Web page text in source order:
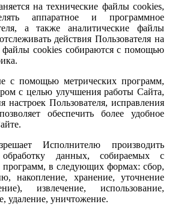
на технические файлы cookies,
аппаратное и программное
а также аналитические файлы
действия Пользователя на
файлы cookies собираются с помощью
с помощью метрических программ,
с целью улучшения работы Сайта,
настроек Пользователя, исправления
обеспечить более удобное
Исполнителю производить
обработку данных, собираемых с
в следующих формах: сбор,
накопление, хранение, уточнение
извлечение, использование,
удаление, уничтожение.